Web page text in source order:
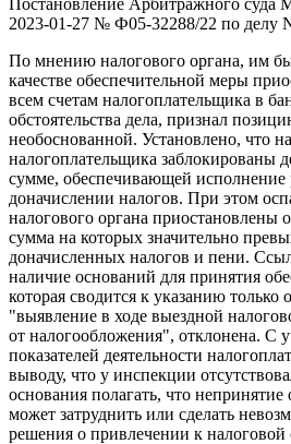
Постановление Арбитражного суда
2023-01-27 № Ф05-32288/22 по делу
По мнению налогового органа, им
качестве обеспечительной меры
всем счетам налогоплательщика в
обстоятельства дела, признал
необоснованной. Установлено, что
налогоплательщика заблокированы
сумме, обеспечивающей
доначислении налогов. При этом
налогового органа приостановлены
сумма на которых значительно
доначисленных налогов и пени.
наличие оснований для принятия
которая сводится к указанию только
"выявление в ходе выездной
от налогообложения", отклонена. С
показателей деятельности
выводу, что у инспекции
основания полагать, что
может затруднить или сделать
решения о привлечении к налоговой